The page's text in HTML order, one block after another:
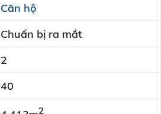
Căn hộ
Chuẩn bị ra mắt
2
40
2